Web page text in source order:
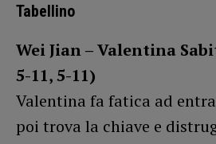
Tabellino
Wei Jian – Valentina
5-11, 5-11)
Valentina fa fatica ad
poi trova la chiave e